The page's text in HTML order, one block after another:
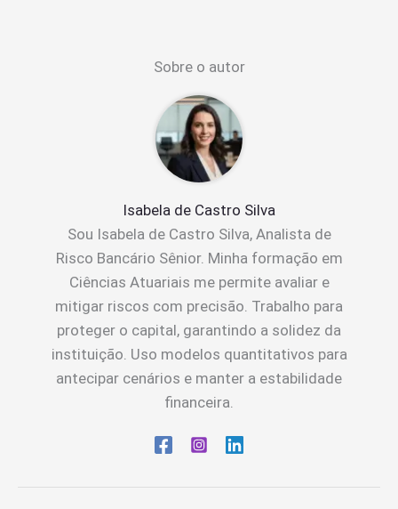
Sobre o autor
Isabela de Castro Silva
Sou Isabela de Castro Silva, Analista de
Risco Bancário Sênior. Minha formação em
Ciências Atuariais me permite avaliar e
mitigar riscos com precisão. Trabalho para
proteger o capital, garantindo a solidez da
instituição. Uso modelos quantitativos para
antecipar cenários e manter a estabilidade
financeira.